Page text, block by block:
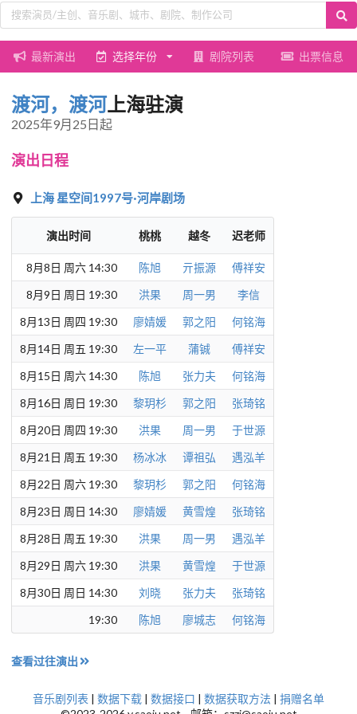
最新演出 选择年份 剧院列表 出票信息
渡河，渡河 上海驻演
2025年9月25日起
演出日程
上海 星空间1997号·河岸剧场
演出时间 桃桃 越冬 迟老师
8月8日 周六 14:30 陈旭 亓振源
傅祥安
8月9日 周日 19:30
洪果 周一男
李信
8月13日 周四 19:30
廖婧媛 郭之阳
何铭海
8月14日 周五 19:30
左一平 蒲铖
傅祥安
8月15日 周六 14:30
陈旭 张力夫
何铭海
8月16日 周日 19:30
黎玥杉 郭之阳
张琦铭
8月20日 周四 19:30
洪果 周一男
于世源
8月21日 周五 19:30
杨冰冰 谭祖弘
遇泓羊
8月22日 周六 19:30
黎玥杉 郭之阳
何铭海
8月23日 周日 14:30
廖婧媛 黄雪煌
张琦铭
8月28日 周五 19:30
洪果 周一男
遇泓羊
8月29日 周六 19:30
洪果 黄雪煌
于世源
8月30日 周日 14:30
刘晓 张力夫
张琦铭
19:30
陈旭 廖城志 何铭海
查看过往演出
音乐剧列表 | 数据下载 | 数据接口 | 数据获取方法 | 捐赠名单